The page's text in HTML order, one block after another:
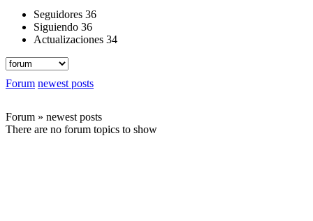
Seguidores 36
Siguiendo 36
Actualizaciones 34
Forum newest posts
Forum » newest posts
There are no forum topics to show